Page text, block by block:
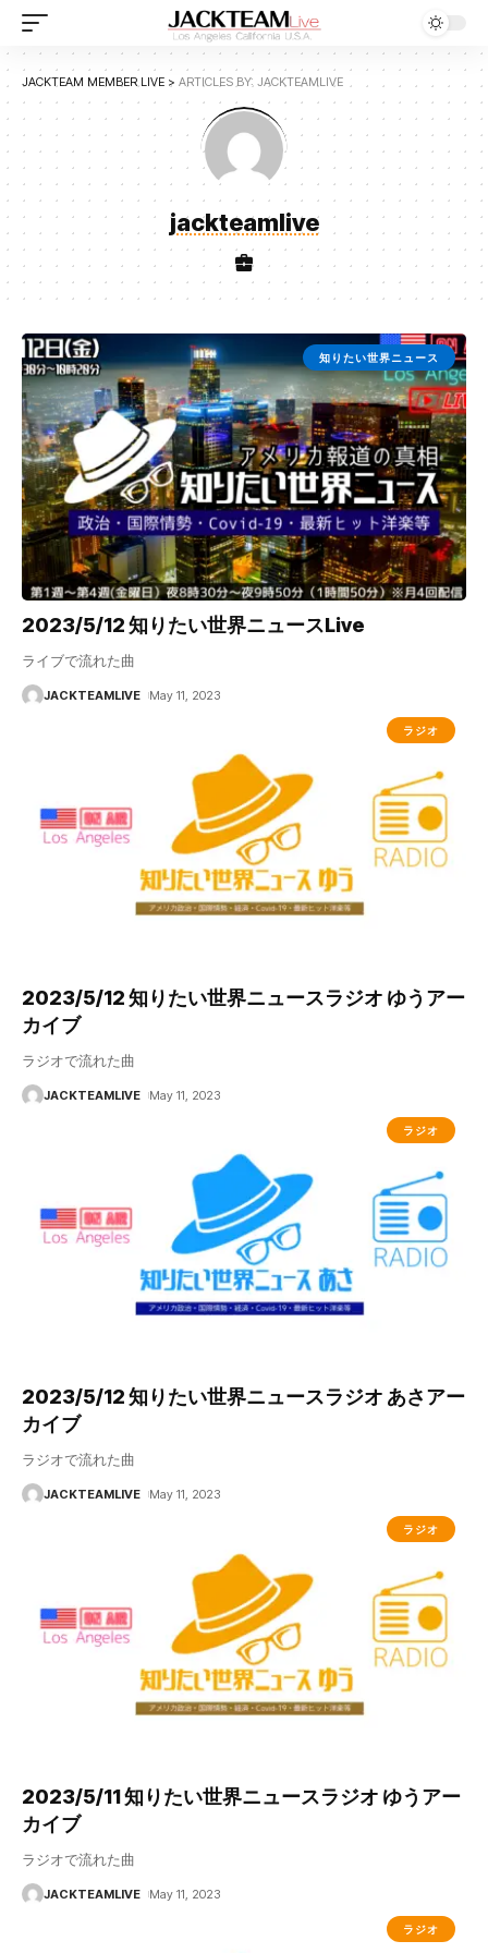
JACKTEAM MEMBER LIVE > ARTICLES BY: JACKTEAMLIVE
jackteamlive
知りたい世界ニュース
2023/5/12 知りたい世界ニュースLive
ライブで流れた曲
JACKTEAMLIVE May 11, 2023
ラジオ
2023/5/12 知りたい世界ニュースラジオ ゆうアー
カイブ
ラジオで流れた曲
JACKTEAMLIVE May 11, 2023
ラジオ
2023/5/12 知りたい世界ニュースラジオ あさアー
カイブ
ラジオで流れた曲
JACKTEAMLIVE May 11, 2023
ラジオ
2023/5/11 知りたい世界ニュースラジオ ゆうアー
カイブ
ラジオで流れた曲
JACKTEAMLIVE May 11, 2023
ラジオ